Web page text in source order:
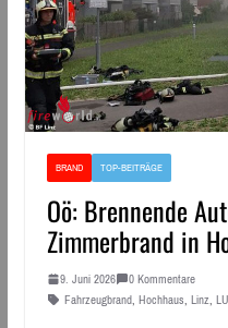
BRAND TOP-BEITRÄGE
Oö: Brennende
Zimmerbrand in
9. Juni 2026
0 Kommentare
Fahrzeugbrand, Hochhaus, Linz,